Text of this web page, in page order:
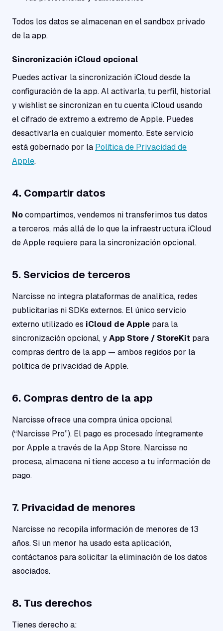
Todos los datos se almacenan en el sandbox privado
de la app.
Sincronización iCloud opcional
Puedes activar la sincronización iCloud desde la
configuración de la app. Al activarla, tu perfil, historial
y wishlist se sincronizan en tu cuenta iCloud usando
el cifrado de extremo a extremo de Apple. Puedes
desactivarla en cualquier momento. Este servicio
está gobernado por la Política de Privacidad de
Apple.
4. Compartir datos
Nocompartimos, vendemos ni transferimos tus datos
a terceros, más allá de lo que la infraestructura iCloud
de Apple requiere para la sincronización opcional.
5. Servicios de terceros
Narcisse no integra plataformas de analítica, redes
publicitarias ni SDKs externos. El único servicio
externo utilizado es iCloud de Apple para la
sincronización opcional, yApp Store / StoreKit para
compras dentro de la app — ambos regidos por la
política de privacidad de Apple.
6. Compras dentro de la app
Narcisse ofrece una compra única opcional
(“Narcisse Pro”). El pago es procesado íntegramente
por Apple a través de la App Store. Narcisse no
procesa, almacena ni tiene acceso a tu información de
pago.
7. Privacidad de menores
Narcisse no recopila información de menores de 13
años. Si un menor ha usado esta aplicación,
contáctanos para solicitar la eliminación de los datos
asociados.
8. Tus derechos
Tienes derecho a: